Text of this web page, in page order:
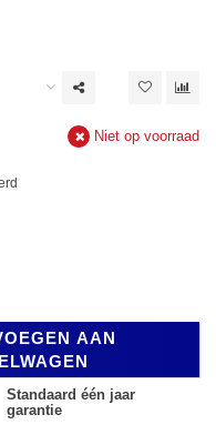
Niet op voorraad
AAN
Standaard één jaar
garantie